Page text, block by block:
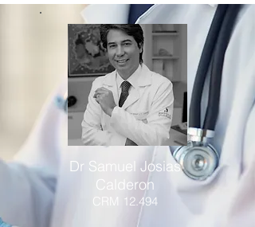
Dr Samuel Josias
Calderon
CRM 12.494